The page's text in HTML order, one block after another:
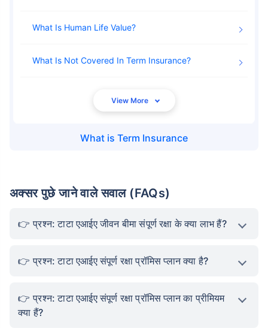
What is Term Insurance
What Is Human Life Value
What Is Not Covered In Term Insurance
अक्सर पुछे जाने वाले सवाल (FAQs)
प्रश्न: टाटा एआईए जीवन बीमा संपूर्ण रक्षा के क्या लाभ हैं?
प्रश्न: टाटा एआईए संपूर्ण रक्षा प्रॉमिस प्लान क्या है?
प्रश्न: टाटा एआईए संपूर्ण रक्षा प्रॉमिस प्लान का प्रीमियम
क्या हैं?